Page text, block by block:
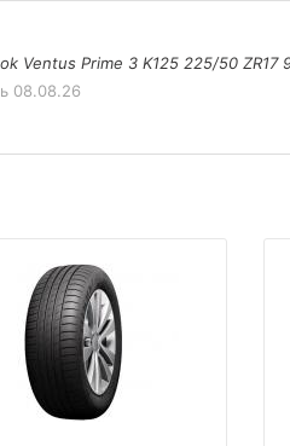
Ventus Prime 3 K125 225/50 ZR17
08.08.26